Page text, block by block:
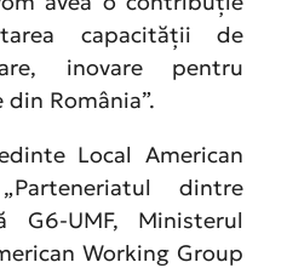
capacității de
inovare pentru
România”.
Local American
dintre
G6-UMF, Ministerul
Working Group